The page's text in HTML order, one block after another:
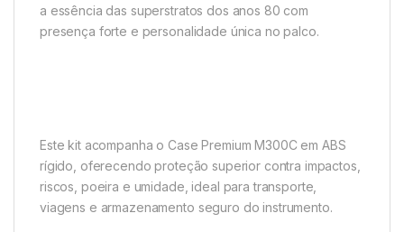
a essência das superstratos dos anos 80 com
presença forte e personalidade única no palco.
Este kit acompanha o Case Premium M300C em ABS
rígido, oferecendo proteção superior contra impactos,
riscos, poeira e umidade, ideal para transporte,
viagens e armazenamento seguro do instrumento.